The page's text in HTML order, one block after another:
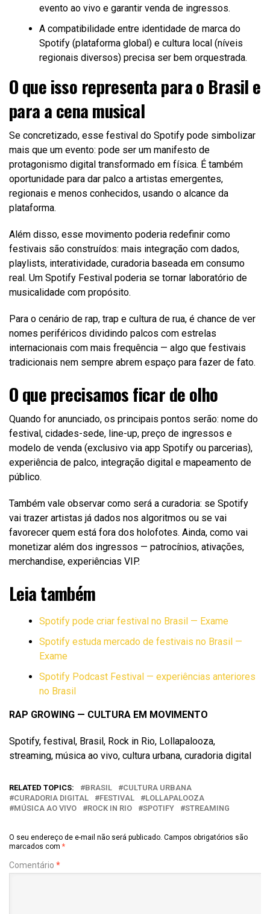
evento ao vivo e garantir venda de ingressos.
A compatibilidade entre identidade de marca do
Spotify (plataforma global) e cultura local (níveis
regionais diversos) precisa ser bem orquestrada.
O que isso representa para o Brasil e
para a cena musical
Se concretizado, esse festival do Spotify pode simbolizar
mais que um evento: pode ser um manifesto de
protagonismo digital transformado em física. É também
oportunidade para dar palco a artistas emergentes,
regionais e menos conhecidos, usando o alcance da
plataforma.
Além disso, esse movimento poderia redefinir como
festivais são construídos: mais integração com dados,
playlists, interatividade, curadoria baseada em consumo
real. Um Spotify Festival poderia se tornar laboratório de
musicalidade com propósito.
Para o cenário de rap, trap e cultura de rua, é chance de ver
nomes periféricos dividindo palcos com estrelas
internacionais com mais frequência — algo que festivais
tradicionais nem sempre abrem espaço para fazer de fato.
O que precisamos ficar de olho
Quando for anunciado, os principais pontos serão: nome do
festival, cidades-sede, line-up, preço de ingressos e
modelo de venda (exclusivo via app Spotify ou parcerias),
experiência de palco, integração digital e mapeamento de
público.
Também vale observar como será a curadoria: se Spotify
vai trazer artistas já dados nos algoritmos ou se vai
favorecer quem está fora dos holofotes. Ainda, como vai
monetizar além dos ingressos — patrocínios, ativações,
merchandise, experiências VIP.
Leia também
Spotify pode criar festival no Brasil — Exame
Spotify estuda mercado de festivais no Brasil —
Exame
Spotify Podcast Festival — experiências anteriores
no Brasil
RAP GROWING — CULTURA EM MOVIMENTO
Spotify, festival, Brasil, Rock in Rio, Lollapalooza,
streaming, música ao vivo, cultura urbana, curadoria digital
RELATED TOPICS: BRASIL
CULTURA URBANA
CURADORIA DIGITAL
FESTIVAL
LOLLAPALOOZA
MÚSICA AO VIVO
ROCK IN RIO SPOTIFY STREAMING
O seu endereço de e-mail não será publicado. Campos obrigatórios são
marcados com *
Comentário *